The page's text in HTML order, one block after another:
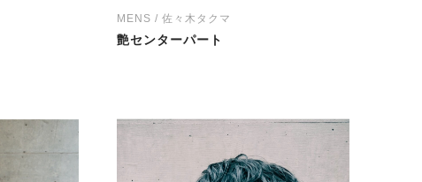
MENS / 佐々木タクマ
艶センターパート